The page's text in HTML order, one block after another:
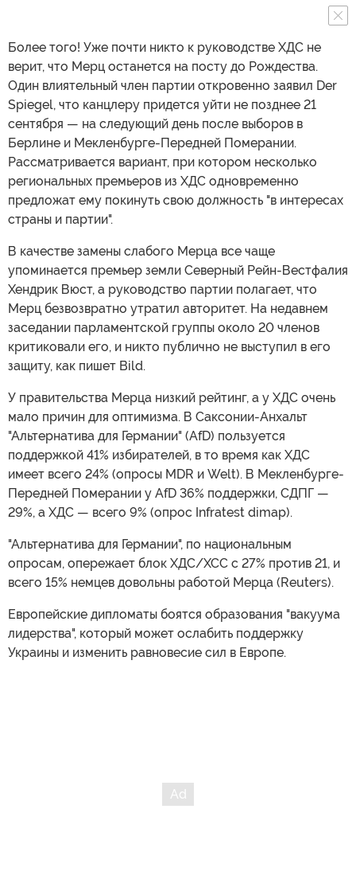
Более того! Уже почти никто к руководстве ХДС не
верит, что Мерц останется на посту до Рождества.
Один влиятельный член партии откровенно заявил Der
Spiegel, что канцлеру придется уйти не позднее 21
сентября — на следующий день после выборов в
Рассматривается вариант, при котором несколько
региональных премьеров из ХДС одновременно
предложат ему покинуть свою должность "в интересах
страны и партии".
В качестве замены слабого Мерца все чаще
упоминается премьер земли Северный Рейн-Вестфалия
Мерц безвозвратно утратил авторитет. На недавнем
заседании парламентской группы около 20 членов
критиковали его, и никто публично не выступил в его
защиту, как пишет Bild.
У правительства Мерца низкий рейтинг, а у ХДС очень
мало причин для оптимизма. В Саксонии-Анхальт
"Альтернатива для Германии", по национальным
опросам, опережает блок ХДС/ХСС с 27% против 21, и